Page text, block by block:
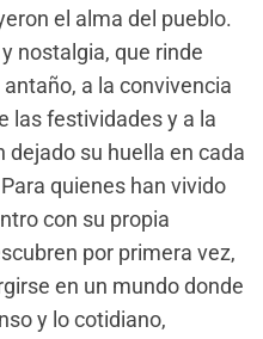
el alma del pueblo.
nostalgia, que rinde
a la convivencia
las festividades y a la
dejado su huella en cada
quienes han vivido
con su propia
por primera vez,
en un mundo donde
y lo cotidiano,